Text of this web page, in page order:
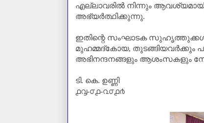
എല്ലാവരിൽ നിന്നും
അഭ്യര്‍ത്ഥിക്കുന്നു.
ഇതിന്റെ സംഘാടക
മുഹമ്മദ്കോയ, തുടങ്ങിയവര്‍ക്കും
അഭിനന്ദനങ്ങളും ആശംസകളും
ടി. കെ. ഉണ്ണി
൧൮-൦൧-൨൦൧൪